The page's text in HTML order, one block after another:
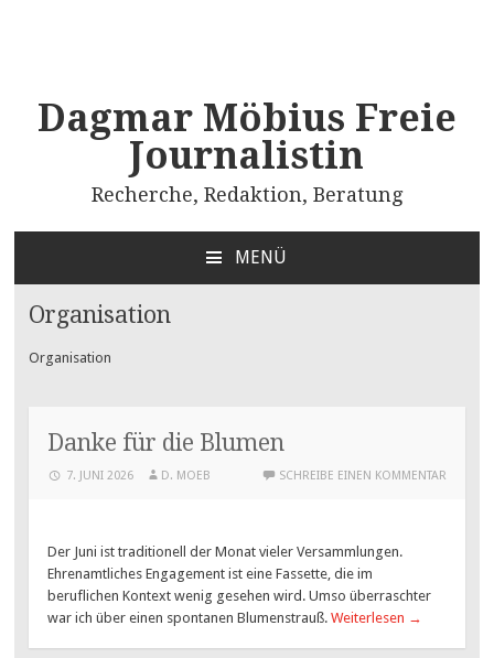
Dagmar Möbius Freie
Journalistin
Recherche, Redaktion, Beratung
MENÜ
SPRINGEN
Organisation
Organisation
Danke für die Blumen
7. JUNI 2026 D. MOEB SCHREIBE EINEN KOMMENTAR
Der Juni ist traditionell der Monat vieler Versammlungen.
Ehrenamtliches Engagement ist eine Fassette, die im
beruflichen Kontext wenig gesehen wird. Umso überraschter
war ich über einen spontanen Blumenstrauß.Weiterlesen →